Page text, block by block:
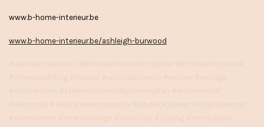
www.b-home-interieur.be
www.b-home-interieur.be/ashleigh-burwood